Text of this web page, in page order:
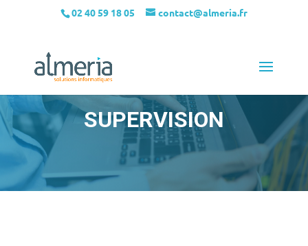
02 40 59 18 05 contact@almeria.fr
SUPERVISION